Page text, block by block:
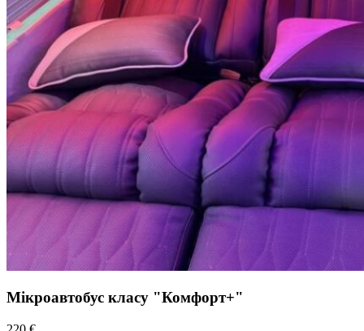
Мікроавтобус класу "Комфорт+"